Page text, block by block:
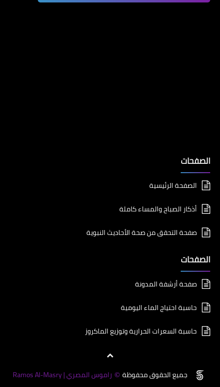
الصفحات
الصفحة الرئيسية
أذكار الصباح والمساء كاملة
صفحة التحقق من صحة الأحاديث النبوية
الصفحات
صفحة أرشفة المدونة
حاسبة احتياج الماء اليومية
حاسبة السعرات الحرارية وتوزيع الماكروز
جميع الحقوق محفوظة © راموس المصري | Ramos Al-Masry